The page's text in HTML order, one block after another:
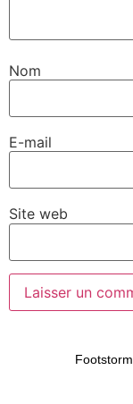
Nom
E-mail
Site web
Footstorm